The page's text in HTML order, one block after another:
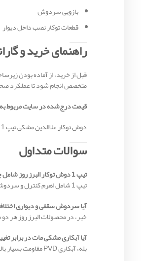
بازویی سردوش
قطعات توکار نصب داخل دیوار
راهنمای خرید و
قبل از خرید، از آماده بودن
متخصص انجام شود تا عملکرد
قیمت درج‌شده در سایت مربوط
دوش توکار علاالدین مشکی تیپ 1 البرز روز با
سوالات متداول
تیپ 1 دوش توکار البرز روز شامل چه قطعاتی است؟
تیپ 1 شامل اهرم کنترل و سردوش است که سردوش می‌تواند به‌صورت سقفی یا دیواری انتخاب شود.
آیا سردوش سقفی و دیواری
خیر، در محصولات البرز روز
آیا آبکاری مشکی مات در برابر
بله، آبکاری PVD مقاومت بسیار بالایی در برابر رطوبت، خوردگی، خط و خش و تغییر رنگ دارد.